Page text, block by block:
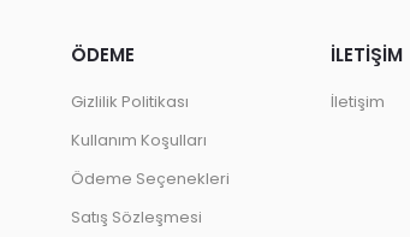
ÖDEME
Gizlilik Politikası
Kullanım Koşulları
Ödeme Seçenekleri
Satış Sözleşmesi
İLETİŞİM
İletişim